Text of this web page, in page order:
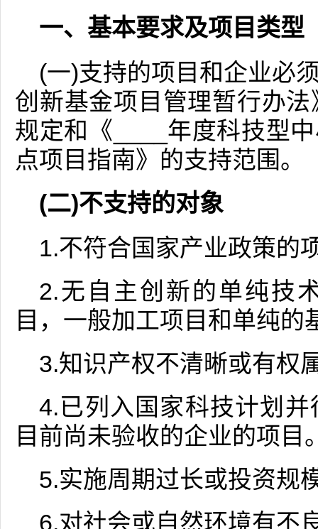
一、基本要求及项目类型
(一)支持的项目和企业必
创新基金项目管理暂行办
规定和《____年度科技型
点项目指南》的支持范围。
(二)不支持的对象
1.不符合国家产业政策的
2.无自主创新的单纯技
目，一般加工项目和单纯的
3.知识产权不清晰或有权
4.已列入国家科技计划
目前尚未验收的企业的项目
5.实施周期过长或投资规
6.对社会或自然环境有不